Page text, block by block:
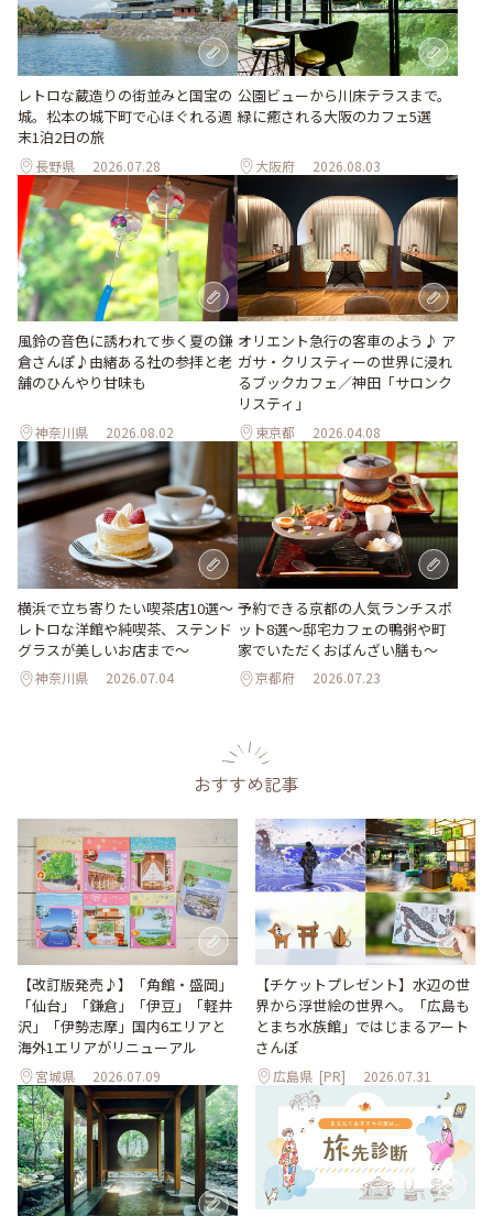
レトロな蔵造りの街並みと国宝の
城。松本の城下町で心ほぐれる週
末1泊2日の旅
長野県 2026.07.28
公園ビューから川床テラスまで。
緑に癒される大阪のカフェ5選
大阪府 2026.08.03
風鈴の音色に誘われて歩く夏の鎌
倉さんぽ♪由緒ある社の参拝と老
舗のひんやり甘味も
神奈川県 2026.08.02
オリエント急行の客車のよう♪ ア
ガサ・クリスティーの世界に浸れ
るブックカフェ／神田「サロンク
リスティ」
東京都 2026.04.08
横浜で立ち寄りたい喫茶店10選～
レトロな洋館や純喫茶、ステンド
グラスが美しいお店まで～
神奈川県 2026.07.04
予約できる京都の人気ランチスポ
ット8選～邸宅カフェの鴨粥や町
家でいただくおばんざい膳も～
京都府 2026.07.23
おすすめ記事
【改訂版発売♪】「角館・盛岡」
「仙台」「鎌倉」「伊豆」「軽井
沢」「伊勢志摩」国内6エリアと
海外1エリアがリニューアル
宮城県 2026.07.09
【チケットプレゼント】水辺の世
界から浮世絵の世界へ。「広島も
とまち水族館」ではじまるアート
さんぽ
広島県 [PR] 2026.07.31